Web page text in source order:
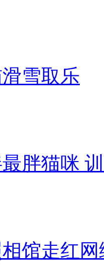
雪取乐
胖猫咪
馆走红网